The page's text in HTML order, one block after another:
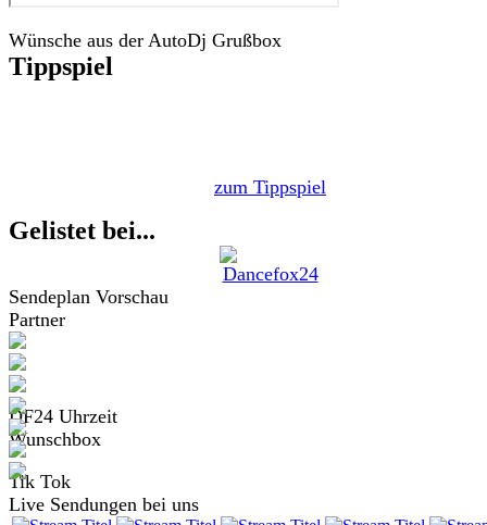
Wünsche aus der AutoDj Grußbox
Tippspiel
zum Tippspiel
Gelistet bei...
Sendeplan Vorschau
Partner
DF24 Uhrzeit
Wunschbox
Tik Tok
Live Sendungen bei uns